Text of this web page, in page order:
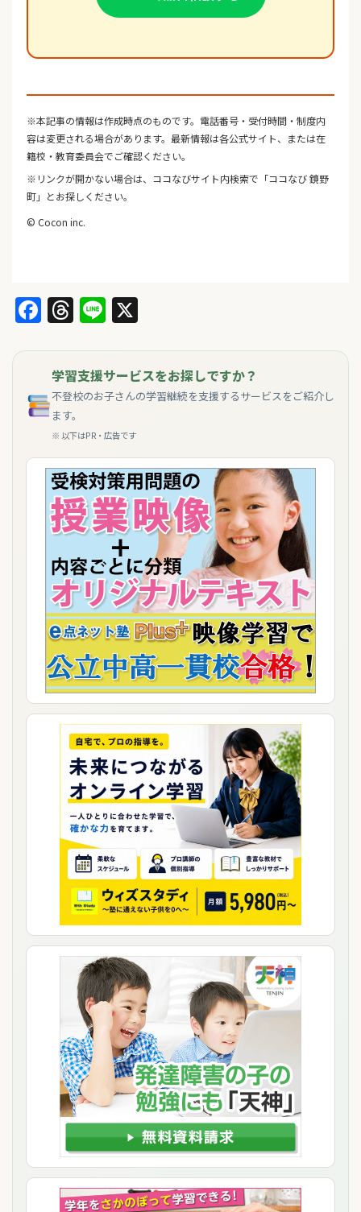
※本記事の情報は作成時点のものです。電話番号・受付時間・制度内
容は変更される場合があります。最新情報は各公式サイト、または在
籍校・教育委員会でご確認ください。
※リンクが開かない場合は、ココなびサイト内検索で「ココなび 鏡野
町」とお探しください。
© Cocon inc.
Facebook
Threads
Line
学習支援サービスをお探しですか？
不登校のお子さんの学習継続を支援するサービスをご紹介し
ます。
※ 以下はPR・広告です